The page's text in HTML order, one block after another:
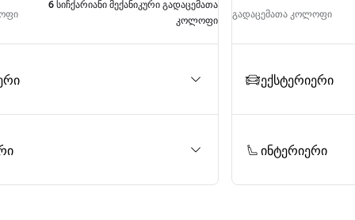
6 სიჩქარიანი მექანიკური გადაცემათა
კოლოფი
გადაცემათა კოლოფი
ექსტერიერი
ინტერიერი